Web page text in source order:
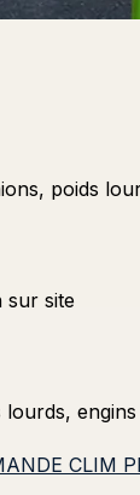
poids
sur site
CLIM